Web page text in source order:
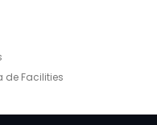
de Facilities